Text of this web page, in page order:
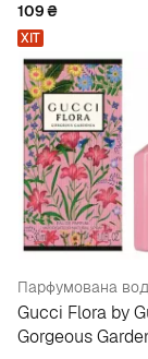
109₴
Парфумована
Gucci Flora by
Gorgeous
ХІТ